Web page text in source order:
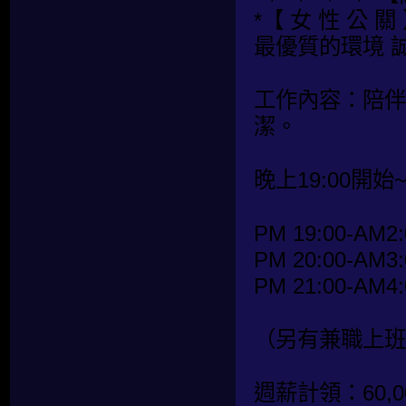
*【 女 性 公 關
最優質的環境
工作內容：陪
潔。
晚上19:00開始~
PM 19:00-
PM 20:00-
PM 21:00-
（另有兼職上
週薪計領：